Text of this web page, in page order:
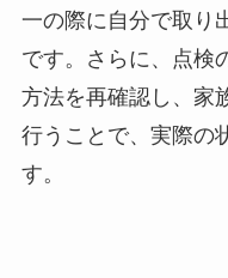
一の際に自分で取り
です。さらに、点検
方法を再確認し、家
行うことで、実際の
す。